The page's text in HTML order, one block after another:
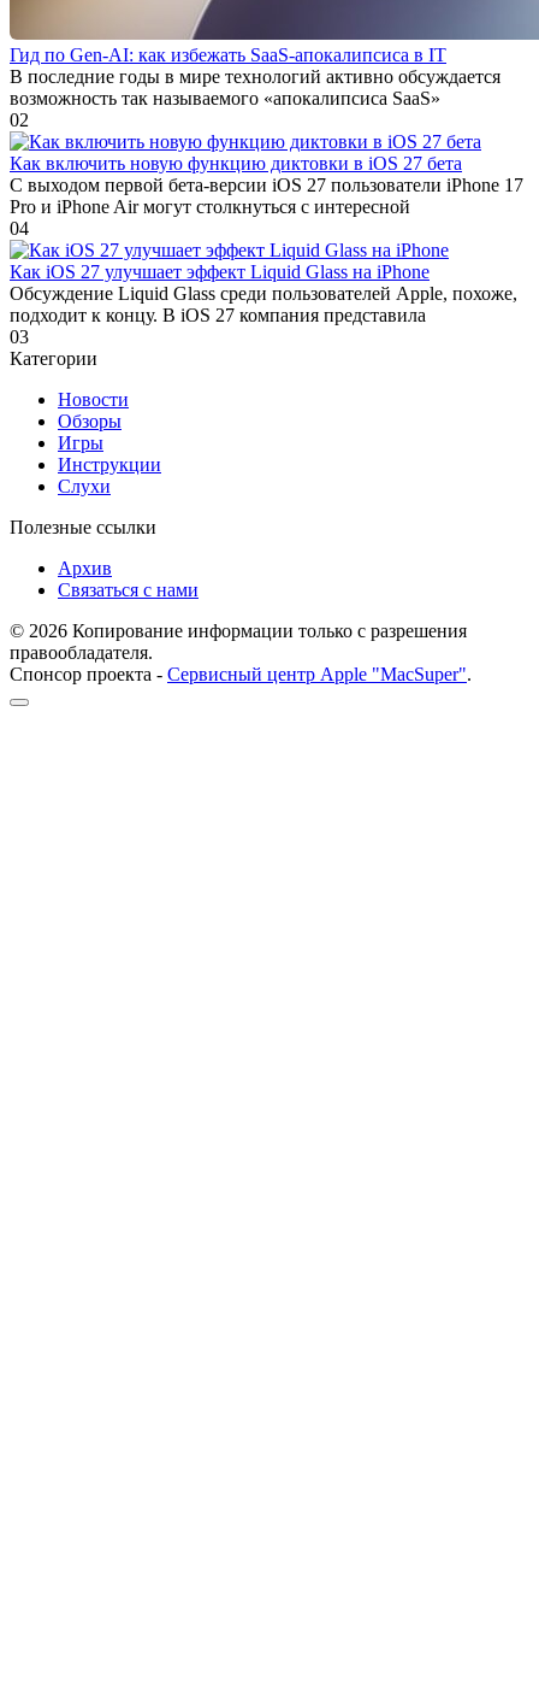
Гид по Gen-AI: как избежать SaaS-апокалипсиса в IT
В последние годы в мире технологий активно обсуждается
возможность так называемого «апокалипсиса SaaS»
02
Как включить новую функцию диктовки в iOS 27 бета
С выходом первой бета-версии iOS 27 пользователи iPhone 17
Pro и iPhone Air могут столкнуться с интересной
04
Как iOS 27 улучшает эффект Liquid Glass на iPhone
Обсуждение Liquid Glass среди пользователей Apple, похоже,
подходит к концу. В iOS 27 компания представила
03
Категории
Новости
Обзоры
Игры
Инструкции
Слухи
Полезные ссылки
Архив
Связаться с нами
© 2026 Копирование информации только с разрешения
правообладателя.
Спонсор проекта - Сервисный центр Apple "MacSuper".